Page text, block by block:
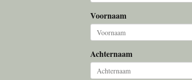
Voornaam
Achternaam